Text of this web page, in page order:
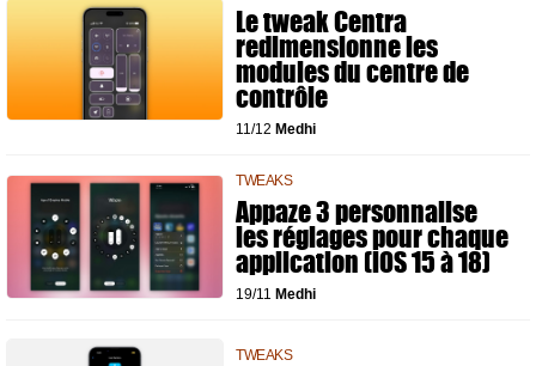
Le tweak Centra
redimensionne les
modules du centre de
contrôle
11/12 Medhi
TWEAKS
Appaze 3 personnalise
les réglages pour chaque
application (iOS 15 à 18)
19/11 Medhi
TWEAKS